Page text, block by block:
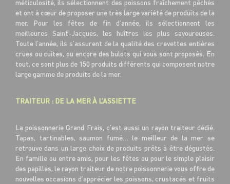
méticulosité, ils sélectionnent des poissons fraîchement pêchés
et ont à cœur de proposer une très large variété de produits de la
mer. Pour les fêtes de fin d’année, ils sélectionnent les
meilleures Saint-Jacques, les huîtres les plus savoureuses.
Toute l’année, ils s’assurent de la qualité des crevettes entières
crues ou cuites, ou encore des bulots qui vous sont proposés. En
tout, ce sont plus de 150 produits différents qui composent notre
large gamme de produits de la mer.
TRAITEUR : DE LA MER À L’ASSIETTE
La poissonnerie Grand Frais, c’est aussi un rayon traiteur dédié.
Tapas, tartinables, saumon fumé… le meilleur de la mer se
retrouve dans un large choix de produits prêts à être dégustés.
En famille ou entre amis, pour les fêtes ou pour le simple plaisir
des papilles, le rayon traiteur de notre poissonnerie vous offre de
nouvelles occasions d’apprécier les poissons, crustacés et fruits